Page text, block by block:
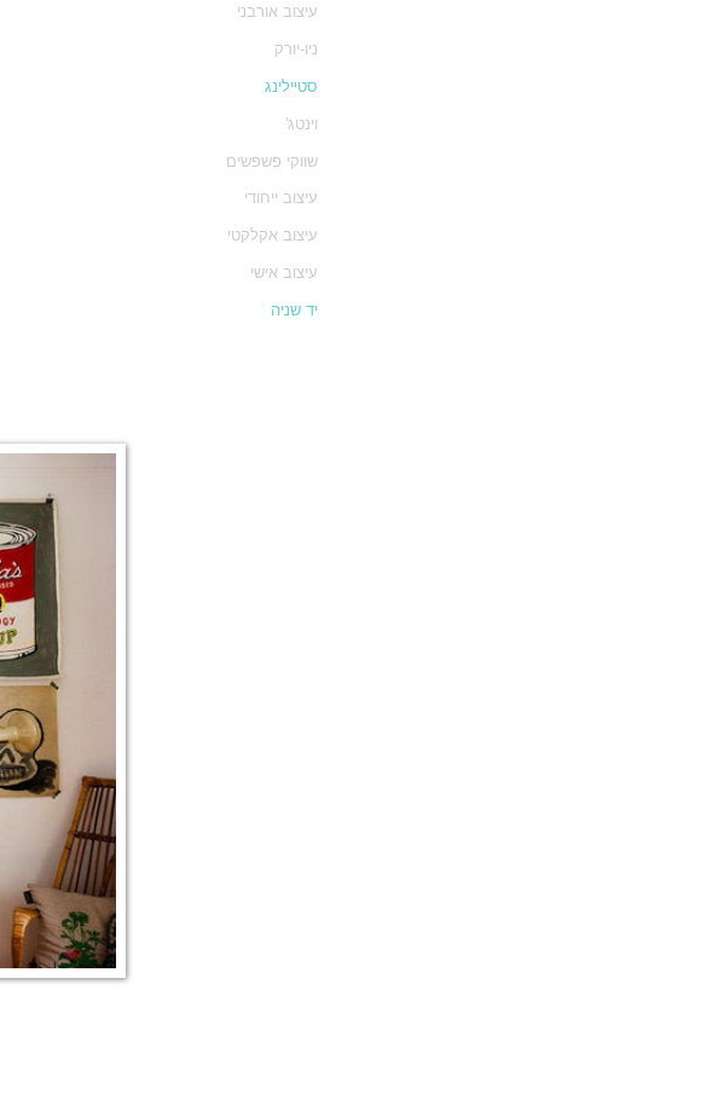
עיצוב אורבני
ניו-יורק
סטיילינג
וינטג'
שווקי פשפשים
עיצוב ייחודי
עיצוב אקלקטי
עיצוב אישי
יד שניה